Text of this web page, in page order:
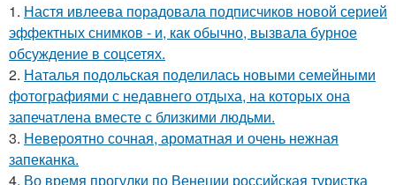
1. Настя ивлеева порадовала подписчиков новой серией
эффектных снимков - и, как обычно, вызвала бурное
обсуждение в соцсетях.
2. Наталья подольская поделилась новыми семейными
фотографиями с недавнего отдыха, на которых она
запечатлена вместе с близкими людьми.
3. Невероятно сочная, ароматная и очень нежная
запеканка.
4. Во время прогулки по Венеции российская туристка